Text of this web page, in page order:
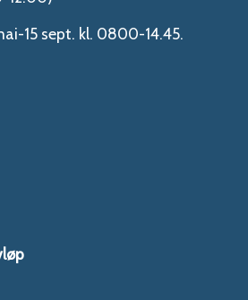
15 sept. kl. 0800-14.45.